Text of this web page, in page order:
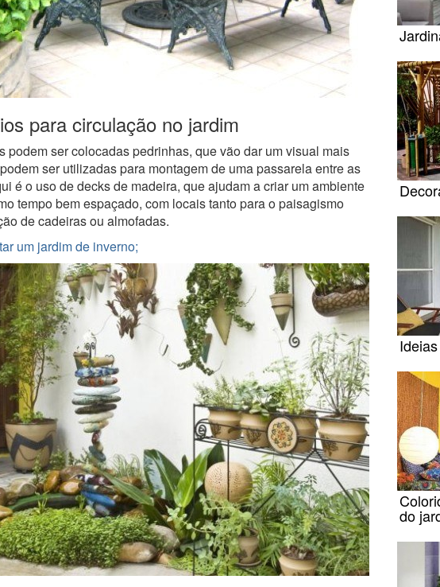
para circulação no jardim
podem ser colocadas pedrinhas, que vão dar um visual mais
ser utilizadas para montagem de uma passarela entre as
é o uso de decks de madeira, que ajudam a criar um ambiente
tempo bem espaçado, com locais tanto para o paisagismo
de cadeiras ou almofadas.
um jardim de inverno;
do